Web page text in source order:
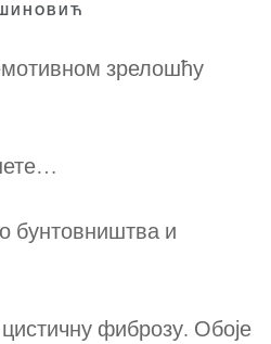
зрелошћу
бунтовништва и
фиброзу. Обоје